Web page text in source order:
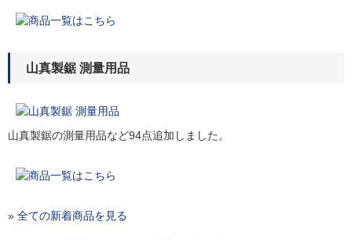
山真製鋸 測量用品
山真製鋸の測量用品など94点追加しました。
» 全ての新着商品を見る